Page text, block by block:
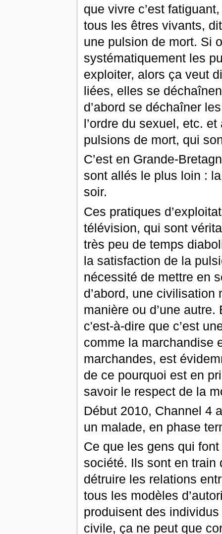
que vivre c’est
tous les êtres vivants,
une pulsion de mort. Si
systématiquement les
exploiter, alors ça veut
liées, elles se
d’abord se déchaîner
l’ordre du sexuel, etc.
pulsions de mort, qui
C’est en Grande-
sont allés le plus loin :
soir.
Ces pratiques
télévision, qui sont
très peu de temps
la satisfaction de la
nécessité de mettre en
d’abord, une civilisation
manière ou d’une
c'est-à-dire que c’est
comme la marchandise
marchandes, est
de ce pourquoi est en
savoir le respect de la
Début 2010, Channel 4
un malade, en phase
Ce que les gens qui
société. Ils sont en train
détruire les relations
tous les modèles
produisent des
civile, ça ne peut que